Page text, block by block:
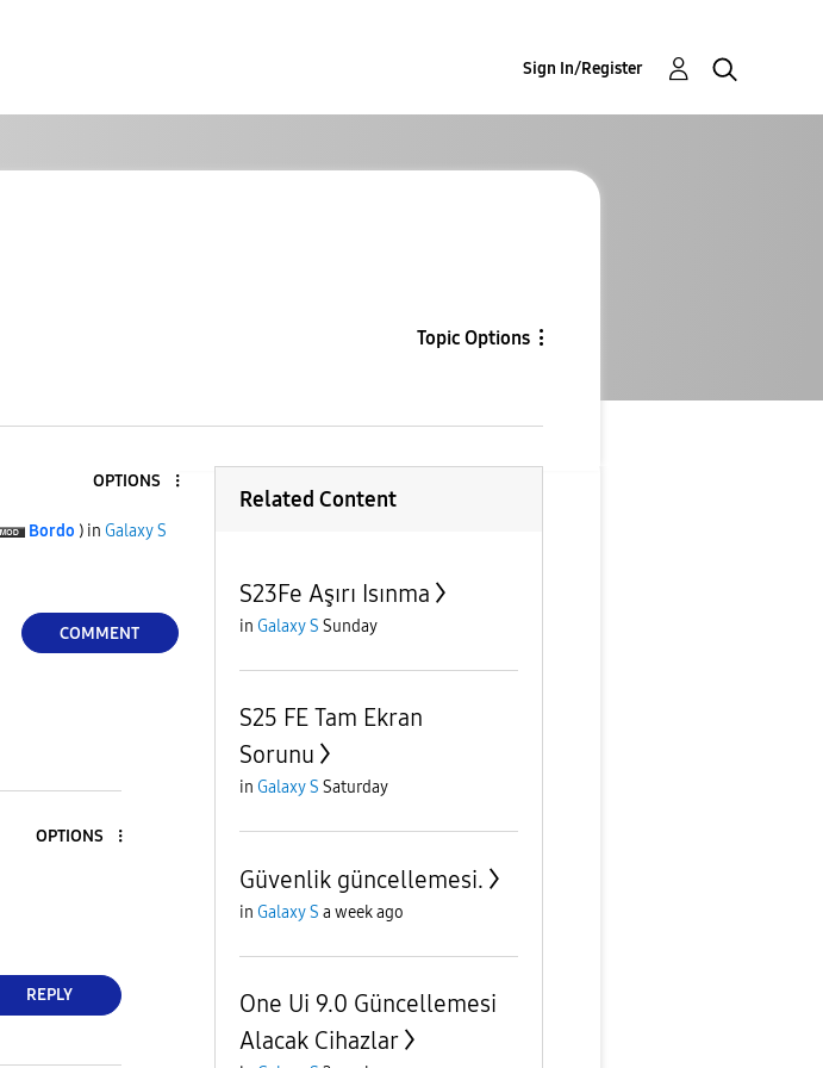
Sign In/Register
Topic Options
OPTIONS
Bordo ) in Galaxy S
COMMENT
OPTIONS
REPLY
Related Content
S23Fe Aşırı Isınma
in Galaxy S Sunday
S25 FE Tam Ekran
Sorunu
in Galaxy S Saturday
Güvenlik güncellemesi.
in Galaxy S a week ago
One Ui 9.0 Güncellemesi
Alacak Cihazlar